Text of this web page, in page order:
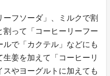
フソーダ」、ミルクで割
割って「コーヒーリーフー
で「カクテル」などにも
姜を加えて「コーヒーリ
やヨーグルトに加えても